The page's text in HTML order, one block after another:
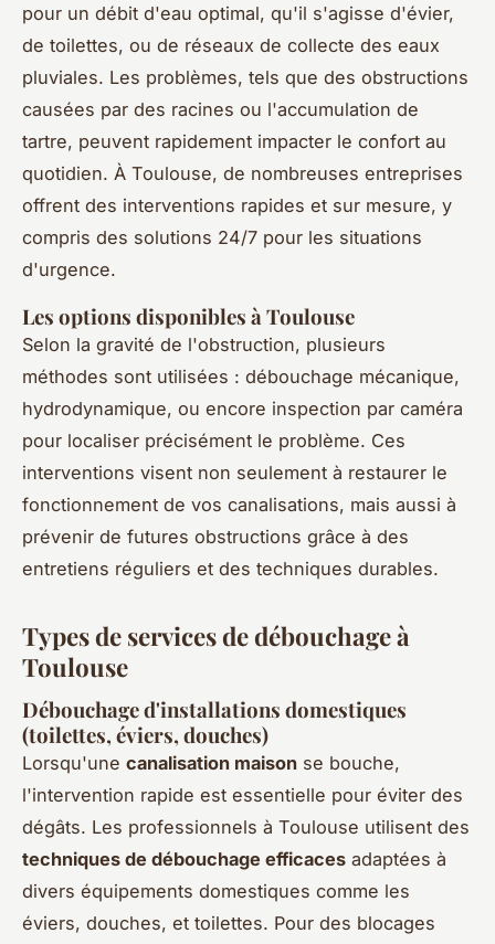
pour un débit d'eau optimal, qu'il s'agisse d'évier,
de toilettes, ou de réseaux de collecte des eaux
pluviales. Les problèmes, tels que des obstructions
causées par des racines ou l'accumulation de
tartre, peuvent rapidement impacter le confort au
quotidien. À Toulouse, de nombreuses entreprises
offrent des interventions rapides et sur mesure, y
compris des solutions 24/7 pour les situations
d'urgence.
Les options disponibles à Toulouse
Selon la gravité de l'obstruction, plusieurs
méthodes sont utilisées : débouchage mécanique,
hydrodynamique, ou encore inspection par caméra
pour localiser précisément le problème. Ces
interventions visent non seulement à restaurer le
fonctionnement de vos canalisations, mais aussi à
prévenir de futures obstructions grâce à des
entretiens réguliers et des techniques durables.
Types de services de débouchage à
Toulouse
Débouchage d'installations domestiques
(toilettes, éviers, douches)
Lorsqu'une canalisation maison se bouche,
l'intervention rapide est essentielle pour éviter des
dégâts. Les professionnels à Toulouse utilisent des
techniques de débouchage efficaces adaptées à
divers équipements domestiques comme les
éviers, douches, et toilettes. Pour des blocages